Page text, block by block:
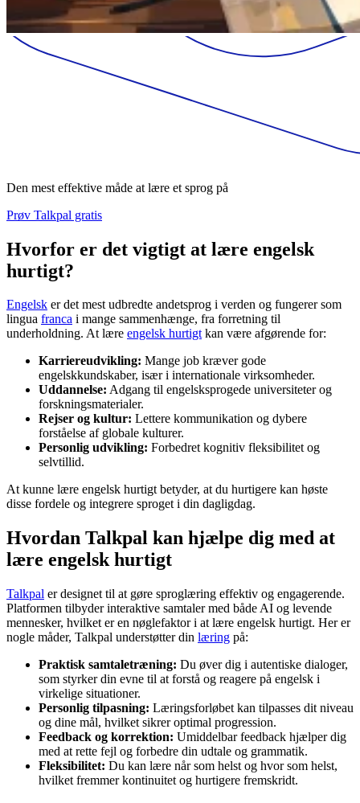
Den mest effektive måde at lære et sprog på
Prøv Talkpal gratis
Hvorfor er det vigtigt at lære engelsk
hurtigt?
Engelsk er det mest udbredte andetsprog i verden og fungerer som
lingua franca i mange sammenhænge, fra forretning til
underholdning. At lære engelsk hurtigtkan være afgørende for:
Karriereudvikling: Mange job kræver gode
engelskkundskaber, især i internationale virksomheder.
Uddannelse: Adgang til engelsksprogede universiteter og
forskningsmaterialer.
Rejser og kultur: Lettere kommunikation og dybere
forståelse af globale kulturer.
Personlig udvikling: Forbedret kognitiv fleksibilitet og
selvtillid.
At kunne lære engelsk hurtigt betyder, at du hurtigere kan høste
disse fordele og integrere sproget i din dagligdag.
Hvordan Talkpal kan hjælpe dig med at
lære engelsk hurtigt
Talkpal er designet til at gøre sproglæring effektiv og engagerende.
Platformen tilbyder interaktive samtaler med både AI og levende
mennesker, hvilket er en nøglefaktor i at lære engelsk hurtigt. Her er
nogle måder, Talkpal understøtter din læring på:
Praktisk samtaletræning: Du øver dig i autentiske dialoger,
som styrker din evne til at forstå og reagere på engelsk i
virkelige situationer.
Personlig tilpasning: Læringsforløbet kan tilpasses dit niveau
og dine mål, hvilket sikrer optimal progression.
Feedback og korrektion: Umiddelbar feedback hjælper dig
med at rette fejl og forbedre din udtale og grammatik.
Fleksibilitet: Du kan lære når som helst og hvor som helst,
hvilket fremmer kontinuitet og hurtigere fremskridt.